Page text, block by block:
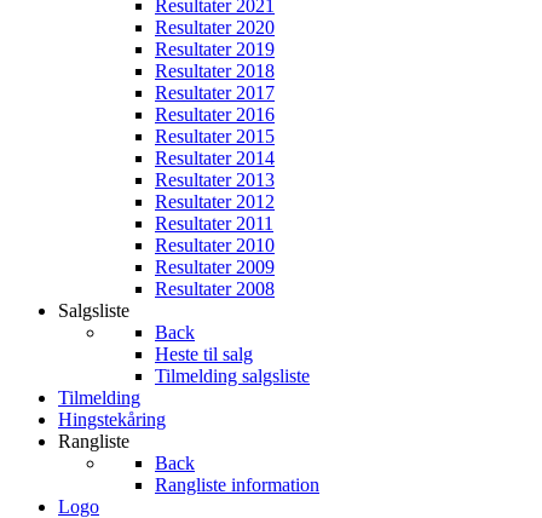
Resultater 2021
Resultater 2020
Resultater 2019
Resultater 2018
Resultater 2017
Resultater 2016
Resultater 2015
Resultater 2014
Resultater 2013
Resultater 2012
Resultater 2011
Resultater 2010
Resultater 2009
Resultater 2008
Salgsliste
Back
Heste til salg
Tilmelding salgsliste
Tilmelding
Hingstekåring
Rangliste
Back
Rangliste information
Logo